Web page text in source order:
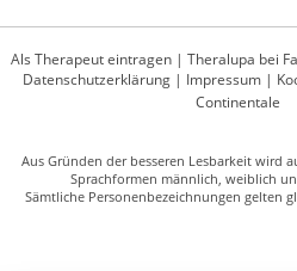
Als Therapeut eintragen | Theralupa bei
Datenschutzerklärung| Impressum|
Continentale
Aus Gründen der besseren Lesbarkeit wird
Sprachformen männlich, weiblich
Sämtliche Personenbezeichnungen gelten